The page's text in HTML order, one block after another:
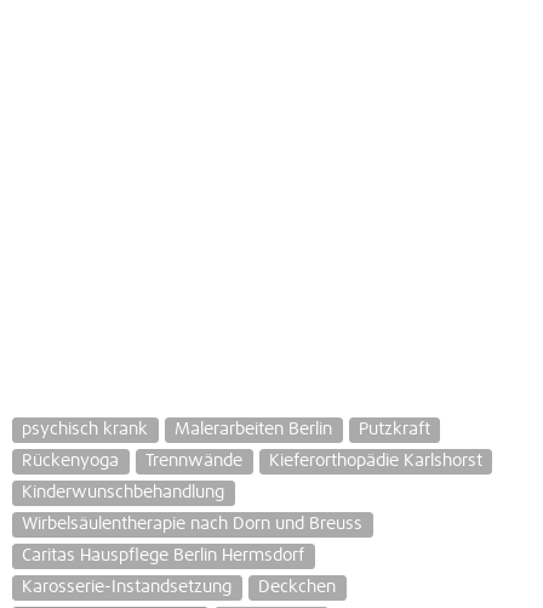
psychisch krank Malerarbeiten Berlin
Putzkraft
Rückenyoga
Trennwände
Kieferorthopädie Karlshorst
Kinderwunschbehandlung
Wirbelsäulentherapie nach Dorn und Breuss
Caritas Hauspflege Berlin Hermsdorf
Karosserie-Instandsetzung
Deckchen